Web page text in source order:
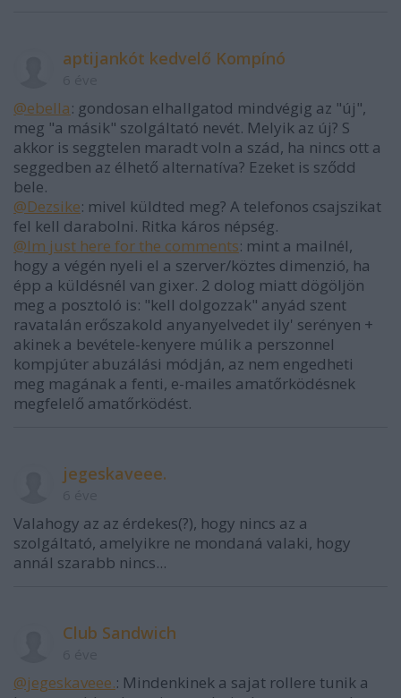
aptijankót kedvelő Kompínó
@ebella: gondosan elhallgatod mindvégig az "új",
meg "a másik" szolgáltató nevét. Melyik az új? S
akkor is seggtelen maradt voln a szád, ha nincs ott a
seggedben az élhető alternatíva? Ezeket is sződd
bele.
@Dezsike: mivel küldted meg? A telefonos csajszikat
fel kell darabolni. Ritka káros népség.
@Im just here for the comments: mint a mailnél,
hogy a végén nyeli el a szerver/köztes dimenzió, ha
épp a küldésnél van gixer. 2 dolog miatt dögöljön
meg a posztoló is: "kell dolgozzak" anyád szent
ravatalán erőszakold anyanyelvedet ily' serényen +
akinek a bevétele-kenyere múlik a perszonnel
kompjúter abuzálási módján, az nem engedheti
meg magának a fenti, e-mailes amatőrködésnek
megfelelő amatőrködést.
jegeskaveee.
Valahogy az az érdekes(?), hogy nincs az a
szolgáltató, amelyikre ne mondaná valaki, hogy
annál szarabb nincs...
Club Sandwich
@jegeskaveee.: Mindenkinek a sajat rollere tunik a